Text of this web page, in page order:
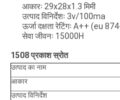
आकारः 29x28x1.3 मिमी
उत्पाद विनिर्देशः 3v/100ma
ऊर्जा दक्षता रेटिंगः A++ (eu
सेवा जीवनः 15000H
1508 प्रकाश स्रोत
उत्पाद का नाम
आकार
उत्पाद विनिर्देश